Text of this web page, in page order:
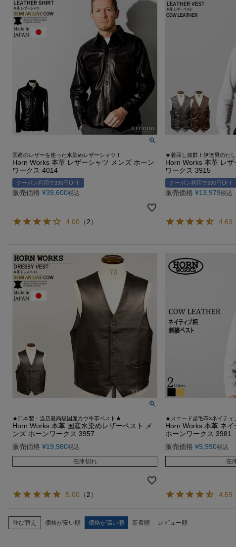
/ ジャージ
▶
ドジャケット
ャツ / ベスト
A-2 フライトジャケット
MA-1 フライトジャケット
M-65 フィールドジャケット
M-51 モッズコート
N-1 デッキジャケット
B-3 フライトジャケット
N-3B フライトジャケット
A-1 フライトジャケット
ファラオコート
ランチコート
トレンチコート
スタンドカラーコート
Pコート
DOWN / MOUTON ▶
RSS
ドラ
ANA
NEXT
ルライダース
ライダース
パンツ
ダウンジャケット・コート
ムートンジャケット・コート
クッションカバー
ムートンラグ
バッグ・ポーチ
ウォレット
レザーケア用品
ゴジラ－
LIUGOO
ANA
LIUGOO
永年品質保証制度
永年品質保証制度の申請
3,980円以上で送料無料
レザーケア/お手入れ方法
カスタマイズできるお店のご案内
サイズ選びサポート
再入荷案内/受注生産
24時間365日-AIチャットサポート
LINEお友だち特典
20周年記念クー
レビュー総数20
ご購入後アンケ
国産のレザーを使った水染めレザーシャツ！
Horn Works 本革 レザーシャツ メンズ ホーン
ワークス 4014
クーポン利用で390円OFF
販売価格 ¥39,600税込
4.00 （2）
★着回し抜群！伊達男のた
Horn Works 本革 レ
ワークス 3915
クーポン利用で390円OFF
販売価格 ¥13,979税込
4.63
★日本製・当店最高級国産カウ牛革ベスト★
Horn Works 本革 国産水染めレザーベスト メ
ンズ ホーンワークス 3957
販売価格 ¥19,980税込
在庫切れ
5.00 （2）
★スエード起毛革×ネイティ
Horn Works 本革 ネ
ホーンワークス 3981
販売価格 ¥9,990税込
在
4.59
並び替え 価格が安い順 価格が高い順 新着順 レビュー順